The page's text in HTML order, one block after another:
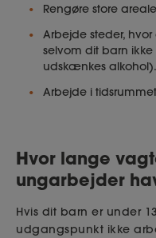
Rengøre store
Arbejde steder,
selvom dit barn
udskænkes alkohol).
Arbejde i
Hvor lange
ungarbejder
Hvis dit barn er under
udgangspunkt ikke